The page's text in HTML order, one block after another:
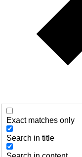
Exact matches only
Search in title